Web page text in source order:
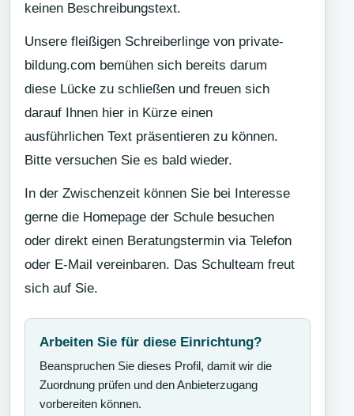
keinen Beschreibungstext.
Unsere fleißigen Schreiberlinge von private-
bildung.com bemühen sich bereits darum
diese Lücke zu schließen und freuen sich
darauf Ihnen hier in Kürze einen
ausführlichen Text präsentieren zu können.
Bitte versuchen Sie es bald wieder.
In der Zwischenzeit können Sie bei Interesse
gerne die Homepage der Schule besuchen
oder direkt einen Beratungstermin via Telefon
oder E-Mail vereinbaren. Das Schulteam freut
sich auf Sie.
Arbeiten Sie für diese Einrichtung?
Beanspruchen Sie dieses Profil, damit wir die
Zuordnung prüfen und den Anbieterzugang
vorbereiten können.